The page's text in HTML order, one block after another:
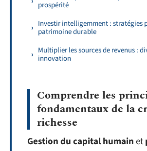
prospérité
Investir intelligemment : stratégies
patrimoine durable
Multiplier les sources de revenus :
innovation
Comprendre les
fondamentaux de la
richesse
Gestion du capital humainet